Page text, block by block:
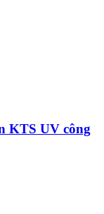
KTS UV công